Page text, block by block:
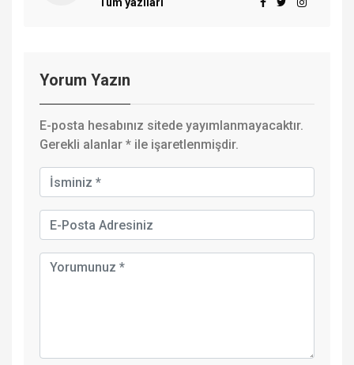
Yorum Yazın
E-posta hesabınız sitede yayımlanmayacaktır.
Gerekli alanlar * ile işaretlenmişdir.